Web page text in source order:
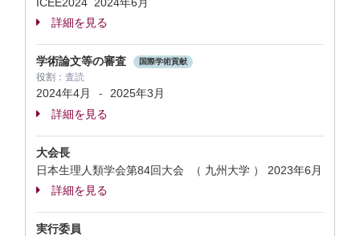
詳細を見る
学術論文等の審査 国際学術貢献
役割： 査読
2024年4月 -
2025年3月
詳細を見る
大会長
日本生理人類学会第84回大会 （ 九州大学 ） 2023年6月
詳細を見る
実行委員